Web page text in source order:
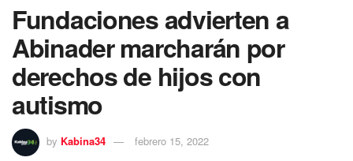
Fundaciones advierten a
Abinader marcharán por
derechos de hijos con
autismo
by Kabina34 febrero 15, 2022